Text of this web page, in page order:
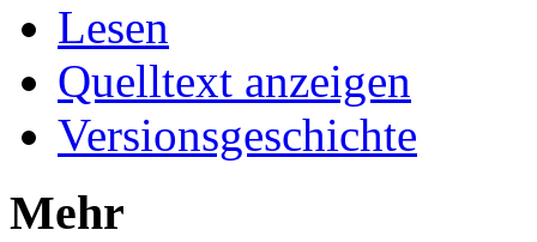
Lesen
Quelltext anzeigen
Versionsgeschichte
Mehr